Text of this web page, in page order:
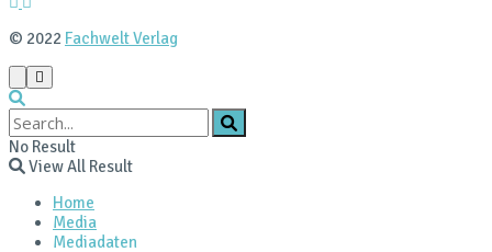
© 2022 Fachwelt Verlag
No Result
View All Result
Home
Media
Mediadaten